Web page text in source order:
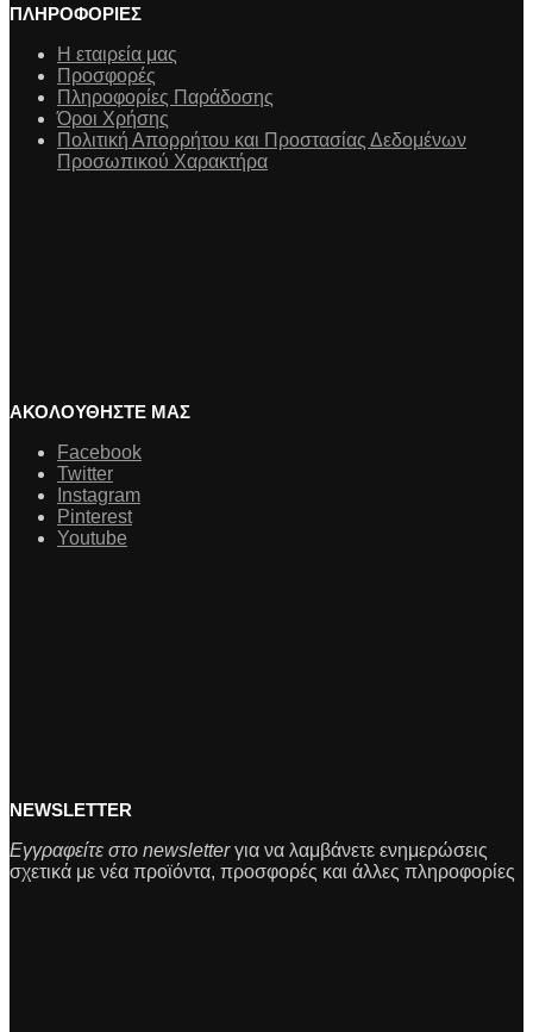
ΠΛΗΡΟΦΟΡΙΕΣ
Η εταιρεία μας
Προσφορές
Πληροφορίες Παράδοσης
Όροι Χρήσης
Πολιτική Απορρήτου και Προστασίας Δεδομένων
Προσωπικού Χαρακτήρα
ΑΚΟΛΟΥΘΗΣΤΕ ΜΑΣ
Facebook
Twitter
Instagram
Pinterest
Youtube
NEWSLETTER
Εγγραφείτε στο newsletterγια να λαμβάνετε ενημερώσεις
σχετικά με νέα προϊόντα, προσφορές και άλλες πληροφορίες